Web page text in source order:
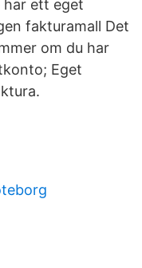
har ett eget
fakturamall Det
om du har
Eget